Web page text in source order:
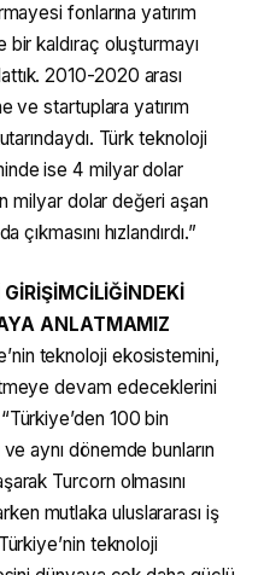
fonlarına yatırım
bir kaldıraç oluşturmayı
2010-2020 arası
ve startuplara yatırım
Türk teknoloji
ise 4 milyar dolar
milyar dolar değeri aşan
hızlandırdı.”
ANLATMAMIZ
teknoloji ekosistemini,
devam edeceklerini
100 bin
aynı dönemde bunların
Turcorn olmasını
mutlaka uluslararası iş
teknoloji